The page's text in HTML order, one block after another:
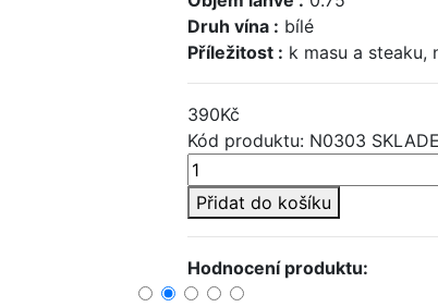
Druh vína : bílé
Příležitost : k masu a steaku,
390Kč
Kód produktu: N0303
Přidat do košíku
Hodnocení produktu: